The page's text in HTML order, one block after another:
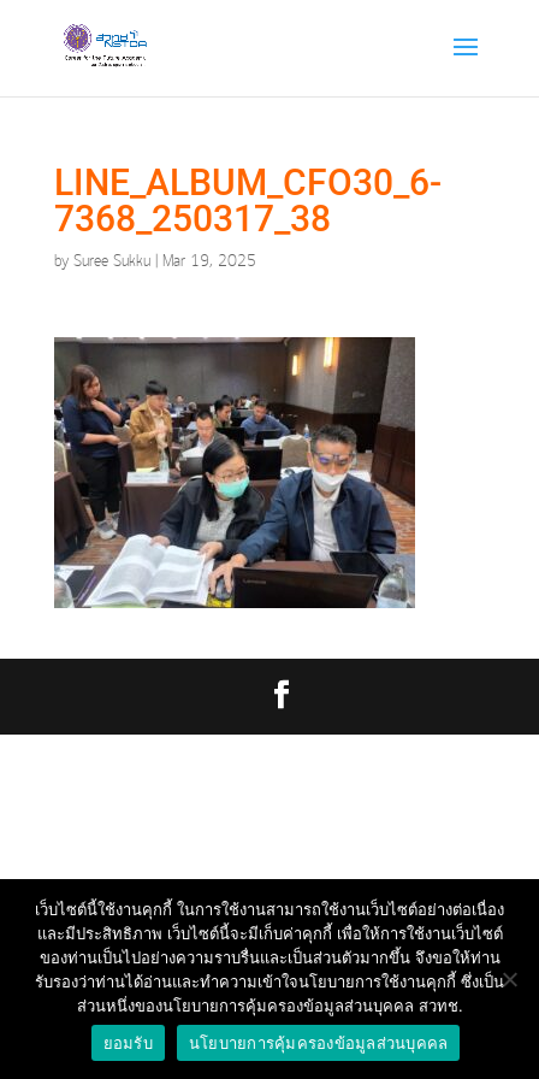
LINE_ALBUM_CFO30_6-
7368_250317_38
by Suree Sukku| Mar 19, 2025
เว็บไซต์นี้ใช้งานคุกกี้ ในการใช้งานสามารถใช้งานเว็บไซต์อย่างต่อเนื่อง
และมีประสิทธิภาพ เว็บไซต์นี้จะมีเก็บค่าคุกกี้ เพื่อให้การใช้งานเว็บไซต์
ของท่านเป็นไปอย่างความราบรื่นและเป็นส่วนตัวมากขึ้น จึงขอให้ท่าน
รับรองว่าท่านได้อ่านและทำความเข้าใจนโยบายการใช้งานคุกกี้ ซึ่งเป็น
ส่วนหนึ่งของนโยบายการคุ้มครองข้อมูลส่วนบุคคล สวทช.
ยอมรับ
นโยบายการคุ้มครองข้อมูลส่วนบุคคล